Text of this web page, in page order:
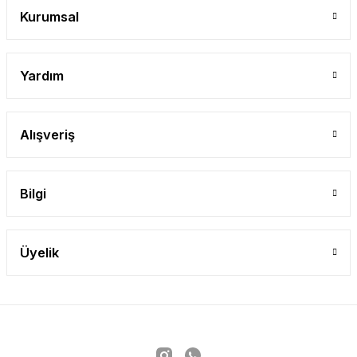
Kurumsal
Yardım
Alışveriş
Bilgi
Üyelik